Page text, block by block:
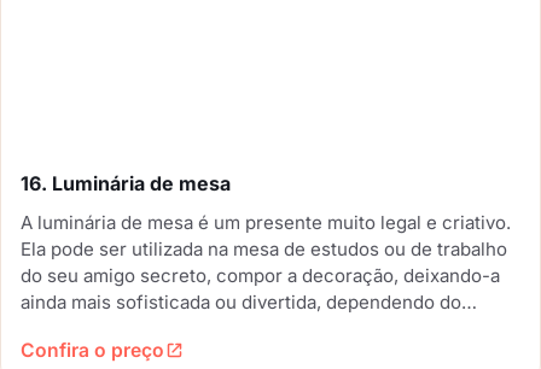
16. Luminária de mesa
A luminária de mesa é um presente muito legal e criativo.
Ela pode ser utilizada na mesa de estudos ou de trabalho
do seu amigo secreto, compor a decoração, deixando-a
ainda mais sofisticada ou divertida, dependendo do
ajudar muito nas tarefas.
Confira o preço